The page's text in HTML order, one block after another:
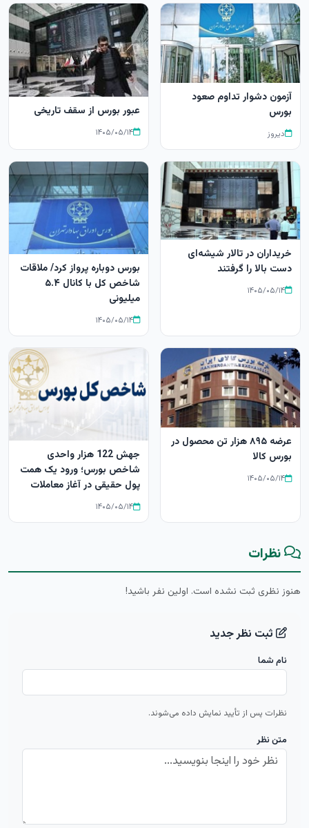
آزمون دشوار تداوم صعود
بورس
دیروز
عبور بورس از سقف تاریخی
۱۴۰۵/۰۵/۱۴
خریداران در تالار شیشه‌ای
دست بالا را گرفتند
۱۴۰۵/۰۵/۱۴
بورس دوباره پرواز کرد/ ملاقات
شاخص کل با کانال ۵.۴
میلیونی
۱۴۰۵/۰۵/۱۴
عرضه ۸۹۵ هزار تن محصول در
بورس کالا
۱۴۰۵/۰۵/۱۴
جهش 122 هزار واحدی
شاخص بورس؛ ورود یک همت
پول حقیقی در آغاز معاملات
۱۴۰۵/۰۵/۱۴
نظرات
هنوز نظری ثبت نشده است. اولین نفر باشید!
ثبت نظر جدید
نام شما
نظرات پس از تأیید نمایش داده می‌شوند.
متن نظر